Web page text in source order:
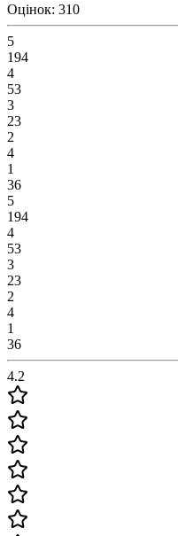
Оцінок: 310
5
194
4
53
3
23
2
4
1
36
5
194
4
53
3
23
2
4
1
36
4.2